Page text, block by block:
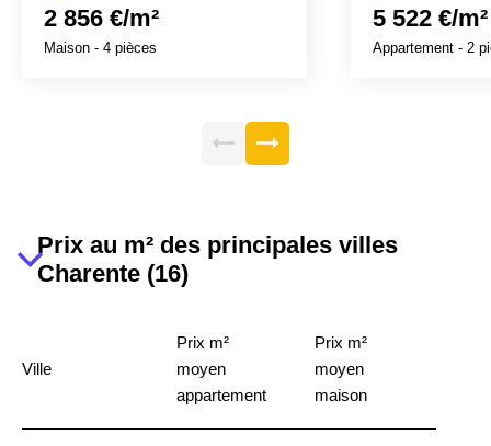
2 856 €/m²
Maison - 4 pièces
5 522 €/m²
Appartement - 2
Prix au m² des principales villes
Charente (16)
Ville
Prix m²
moyen
appartement
Prix m²
moyen
maison